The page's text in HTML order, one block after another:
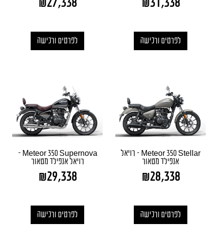
לפרטים ורכישה לפרטים ורכישה
Meteor 350 Stellar – רויאל
אנפילד מטאור
₪28,338
לפרטים ורכישה
Meteor 350 Supernova –
רויאל אנפילד מטאור
₪29,338
לפרטים ורכישה